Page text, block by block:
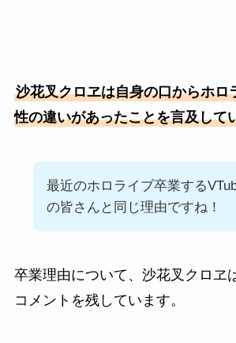
沙花叉クロヱは自身の口からホロ
性の違いがあったことを言及して
最近のホロライブ卒業する
の皆さんと同じ理由ですね！
卒業理由について、沙花叉クロヱ
コメントを残しています。